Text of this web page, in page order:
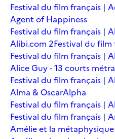
Festival du film français |
Agent of Happiness
Festival du film français |
Alibi.com 2Festival du
Festival du film français |
Alice Guy - 13 courts
Festival du film français |
Alma & OscarAlpha
Festival du film français |
Festival du film français |
Amélie et la